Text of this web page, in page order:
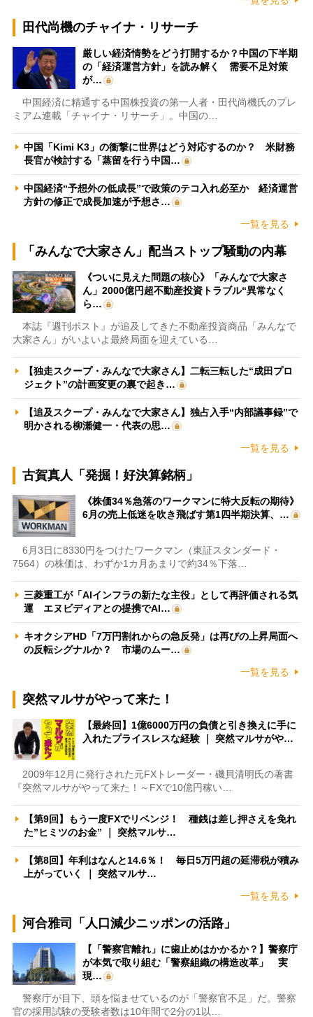
田代尚機のチャイナ・リサーチ
厳しい経済情勢をどう打開するか？中国の下半期
の「経済運営方針」を読み解く 需要不足対策
が…
中国経済に精通する中国株投資の第一人者・田代尚機氏のプレ
ミアム連載「チャイナ・リサーチ」。中国の…
中国「Kimi K3」の衝撃に世界はどう対応するのか？ 米財務
長官が検討する「蒸留を行う中国…
中国経済“予想外の低成長”で政策のテコ入れ必至か 経済運営
方針の修正で成長加速が予想さ…
一覧を見る
「みんなで大家さん」配当ストップ騒動の内幕
《ついに見えた問題の核心》「みんなで大家さ
ん」2000億円超不動産投資トラブル“異常なく
ら…
本誌『週刊ポスト』が追及してきた不動産投資商品「みんなで
大家さん」がいよいよ最終局面を迎えている…
【独走スクープ・みんなで大家さん】二転三転した“成田プロ
ジェクト”の計画変更の裏で起き…
【追及スクープ・みんなで大家さん】独占入手“内部議事録”で
明かされる柳瀬健一・代表の思…
一覧を見る
古賀真人「発掘！好決算銘柄」
《株価34％急落のワークマンに特大反転の期待》
6月の売上低迷を吹き飛ばす第1四半期決算、…
6月3日に8330円をつけたワークマン（東証スタンダード・
7564）の株価は、わずか1カ月あまりで約34％下落…
三菱重工が「AIインフラの新たな主役」として再評価される気
運 エヌビディアとの提携でAI…
キオクシアHD「7万円割れからの急反発」は再びの上昇局面へ
の反転シグナルか？ 市場のムー…
一覧を見る
突然マルサがやって来た！
【最終回】1億6000万円の負債と引き換えに手に
入れたプライスレスな経験 ｜ 突然マルサがや…
2009年12月に発行された元FXトレーダー・磯貝清明氏の著書
『突然マルサがやって来た！～FXで10億円稼い…
【第9回】もう一度FXでリベンジ！ 種銭は差し押さえを免れ
た”ヒミツのお金” ｜ 突然マルサ…
【第8回】年利はなんと14.6％！ 毎日5万円超の延滞税が積み
上がっていく ｜ 突然マルサ…
一覧を見る
河合雅司「人口減少ニッポンの活路」
【「警察官離れ」に歯止めはかかるか？】警察庁
が本気で取り組む「警察組織の構造改革」 実
現…
警察庁が目下、頭を悩ませているのが「警察官不足」だ。警察
官の採用試験の受験者数は10年間で2分の1以…